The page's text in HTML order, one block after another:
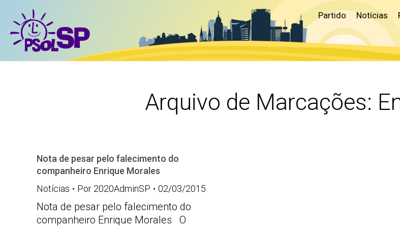
Partido Notícias
Arquivo de Marcações:
Nota de pesar pelo falecimento do
companheiro Enrique Morales
Notícias
Por 2020AdminSP 02/03/2015
Nota de pesar pelo falecimento do
companheiro Enrique Morales O